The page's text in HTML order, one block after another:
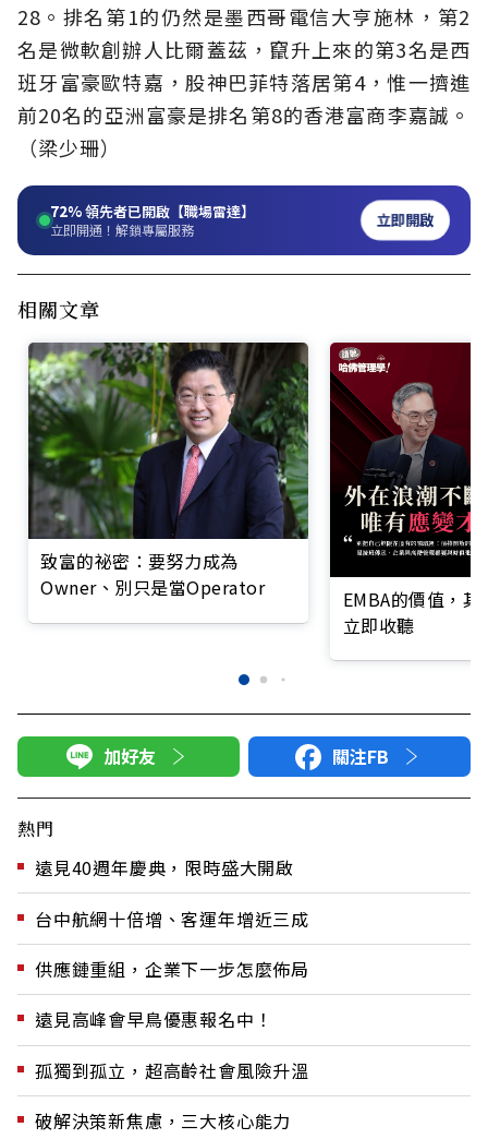
28。排名第1的仍然是墨西哥電信大亨施林，第2
名是微軟創辦人比爾蓋茲，竄升上來的第3名是西
班牙富豪歐特嘉，股神巴菲特落居第4，惟一擠進
前20名的亞洲富豪是排名第8的香港富商李嘉誠。
（梁少珊）
72%領先者已開啟【職場雷達】
立即開通！解鎖專屬服務 立即開啟
相關文章
致富的祕密：要努力成為
Owner、別只是當Operator
EMBA的價值，
立即收聽
加好友 關注FB
熱門
遠見40週年慶典，限時盛大開啟
台中航網十倍增、客運年增近三成
供應鏈重組，企業下一步怎麼佈局
遠見高峰會早鳥優惠報名中！
孤獨到孤立，超高齡社會風險升溫
破解決策新焦慮，三大核心能力